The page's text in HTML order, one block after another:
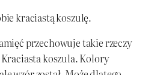
kraciastą koszulę.
przechowuje takie rzeczy
koszula. Kolory